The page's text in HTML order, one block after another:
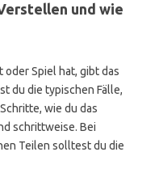
und wie
Spiel hat, gibt das
du die typischen Fälle,
wie du das
schrittweise. Bei
Teilen solltest du die